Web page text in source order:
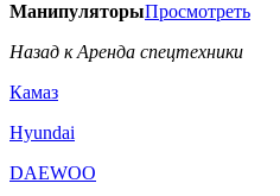
МанипуляторыПросмотреть
Назад к Аренда спецтехники
Камаз
Hyundai
DAEWOO